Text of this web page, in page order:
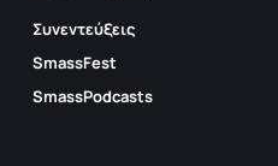
Συνεντεύξεις
SmassFest
SmassPodcasts